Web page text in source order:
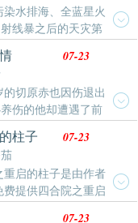
水排海、全蓝星火
线暴之后的天灾第
。 谁都别拦着姐，姐要
07-23
切原赤也因伤退出
伤的他却遭遇了前
了家里人。伤透身心的
外重回国中时期，看到
海大网球部和前辈们的
）（简介废勿见怪）
柱子 07-23
重启的柱子是由作者
费提供四合院之重启
在线阅读。
07-23